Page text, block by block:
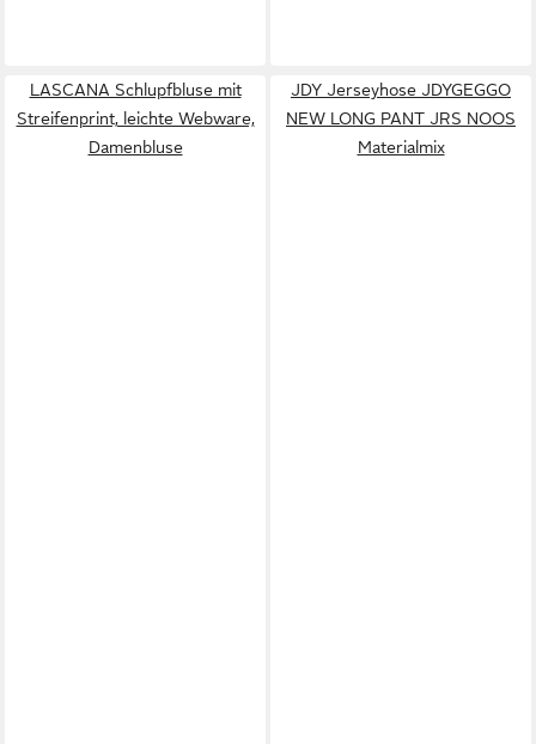
LASCANA Schlupfbluse mit
Streifenprint, leichte Webware,
Damenbluse
JDY Jerseyhose JDYGEGGO
NEW LONG PANT JRS NOOS
Materialmix